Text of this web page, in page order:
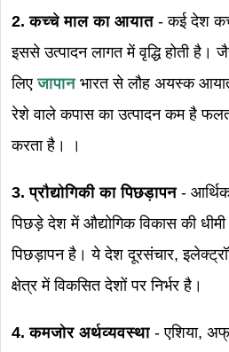
2. कच्चे माल का आयात - कई देश
इससे उत्पादन लागत में वृद्धि होती है।
लिएजापान भारत से लौह अयस्क
रेशे वाले कपास का उत्पादन कम है
करता है। ।
3. प्रौद्योगिकी का पिछड़ापन-
पिछड़े देश में औद्योगिक विकास की धीमी
पिछड़ापन है। ये देश दूरसंचार,
क्षेत्र में विकसित देशों पर निर्भर है।
4. कमजोर अर्थव्यवस्था - एशिया,